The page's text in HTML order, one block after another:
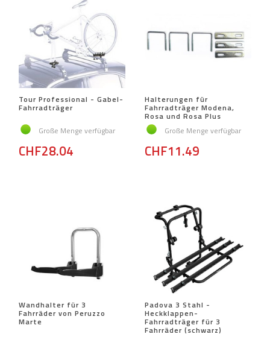
Tour Professional - Gabel-
Fahrradträger
Große Menge verfügbar
CHF28.04
Halterungen für
Fahrradträger Modena,
Rosa und Rosa Plus
Große Menge verfügbar
CHF11.49
Wandhalter für 3
Fahrräder von Peruzzo
Marte
Padova 3 Stahl -
Heckklappen-
Fahrradträger für 3
Fahrräder (schwarz)